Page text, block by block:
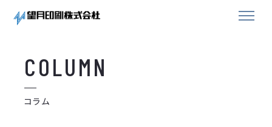
COLUMN
コラム